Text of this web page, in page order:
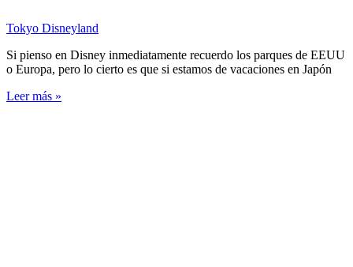
Tokyo Disneyland
Si pienso en Disney inmediatamente recuerdo los parques de EEUU
o Europa, pero lo cierto es que si estamos de vacaciones en Japón
Leer más »